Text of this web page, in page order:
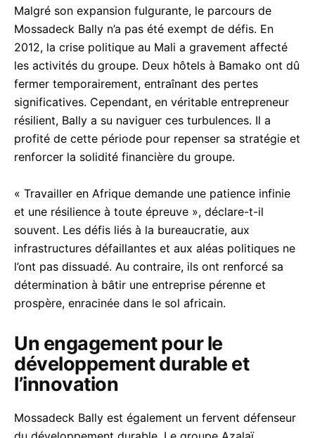
Malgré son expansion fulgurante, le parcours de
Mossadeck Bally n’a pas été exempt de défis. En
2012, la crise politique au Mali a gravement affecté
les activités du groupe. Deux hôtels à Bamako ont dû
fermer temporairement, entraînant des pertes
significatives. Cependant, en véritable entrepreneur
résilient, Bally a su naviguer ces turbulences. Il a
profité de cette période pour repenser sa stratégie et
renforcer la solidité financière du groupe.
« Travailler en Afrique demande une patience infinie
et une résilience à toute épreuve », déclare-t-il
souvent. Les défis liés à la bureaucratie, aux
infrastructures défaillantes et aux aléas politiques ne
l’ont pas dissuadé. Au contraire, ils ont renforcé sa
détermination à bâtir une entreprise pérenne et
prospère, enracinée dans le sol africain.
Un engagement pour le
développement durable et
l’innovation
Mossadeck Bally est également un fervent défenseur